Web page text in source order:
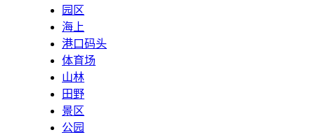
园区
海上
港口码头
体育场
山林
田野
景区
公园